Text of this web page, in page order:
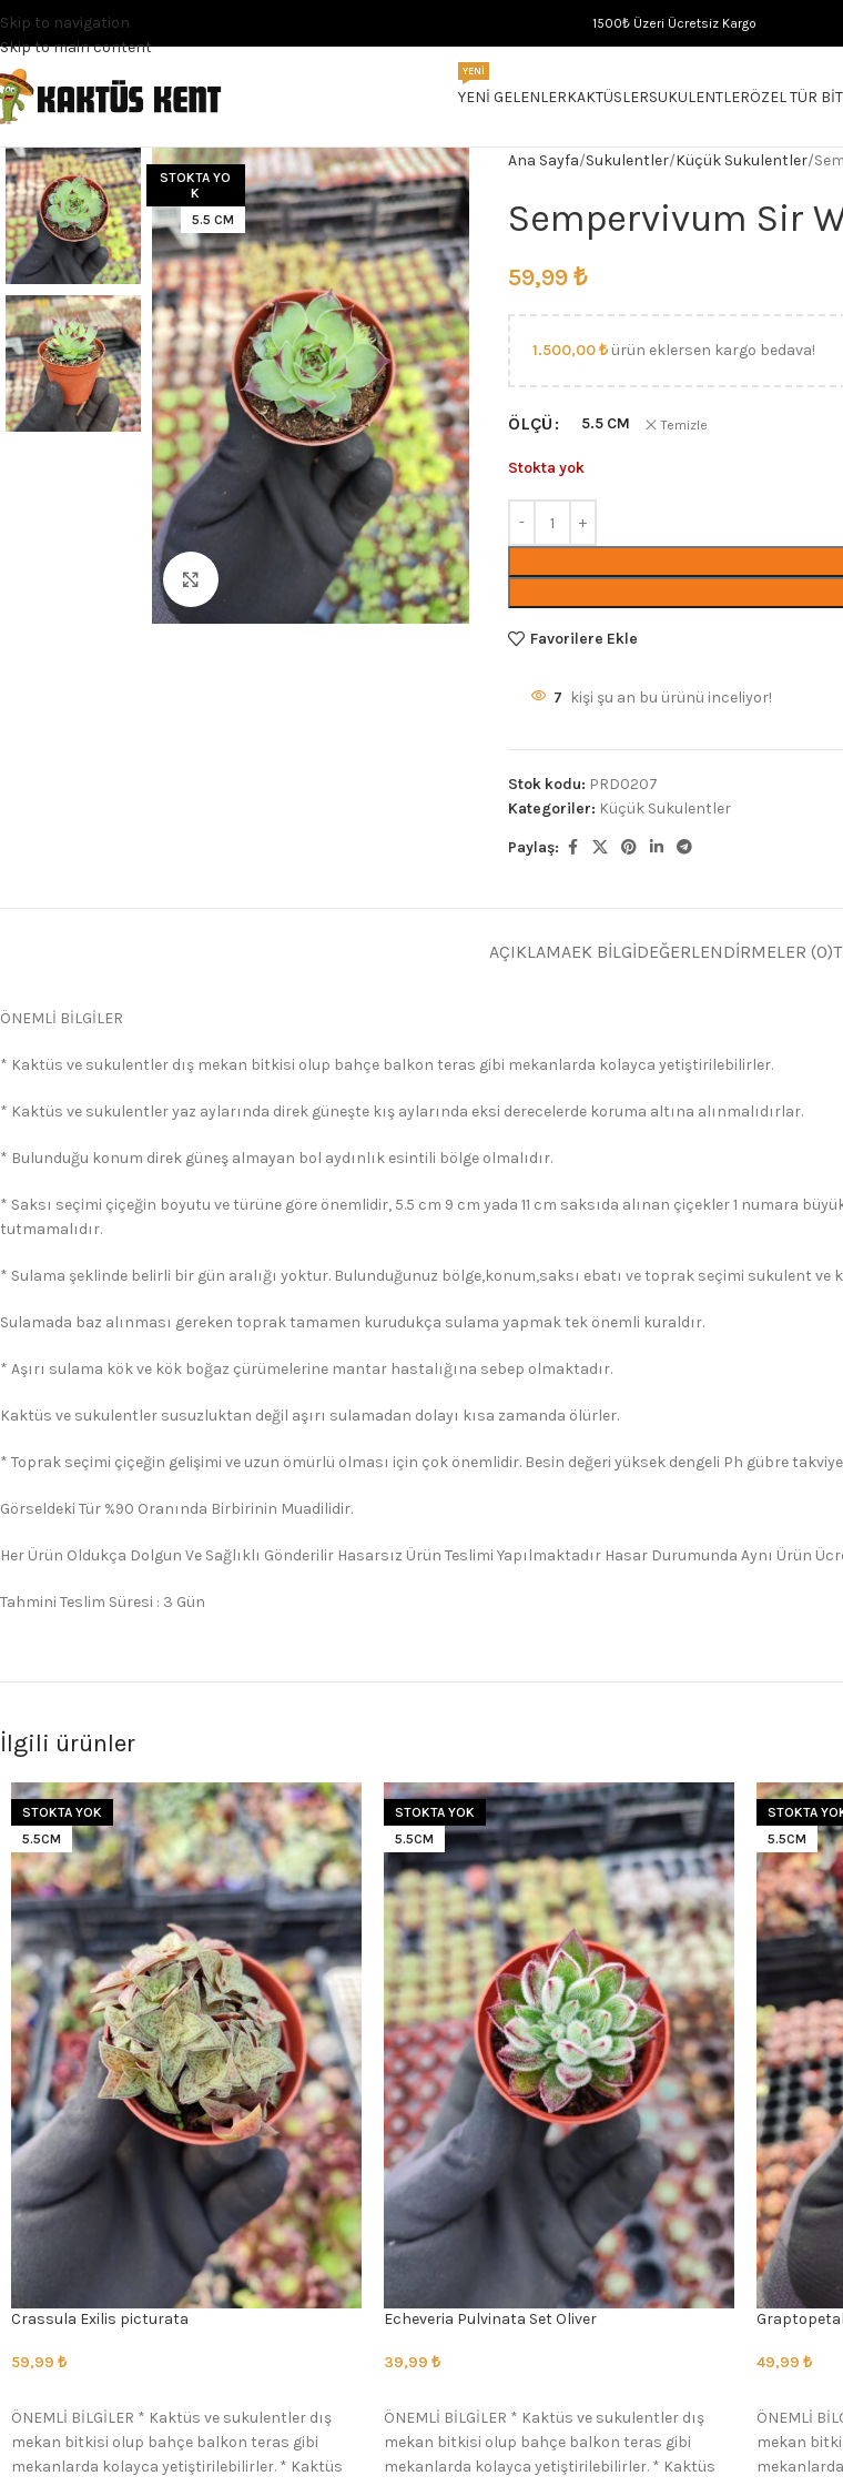
Skip to navigation
Skip to main content
1500₺ Üzeri Ücretsiz Kargo
YENI GELENLER
YENI
KAKTÜSLERSUKULENTLERÖZEL TÜR
STOKTA YO
K
5.5 CM
Ana Sayfa Sukulentler Küçük Sukulentler
Sempervivum Sir
59,99 ₺
1.500,00₺ ürün eklersen kargo bedava!
ÖLÇÜ 5.5 CM Temizle
Stokta yok
Favorilere Ekle
7 kişi şu an bu ürünü inceliyor!
Stok kodu: PRD0207
Kategoriler: Küçük Sukulentler
Paylaş:
AÇIKLAMAEK BILGIDEĞERLENDIRMELER (0)
ÖNEMLİ BİLGİLER
* Kaktüs ve sukulentler dış mekan bitkisi olup bahçe balkon teras gibi mekanlarda kolayca yetiştirilebilirler.
* Kaktüs ve sukulentler yaz aylarında direk güneşte kış aylarında eksi derecelerde koruma altına alınmalıdırlar.
* Bulunduğu konum direk güneş almayan bol aydınlık esintili bölge olmalıdır.
* Saksı seçimi çiçeğin boyutu ve türüne göre önemlidir, 5.5 cm 9 cm yada 11 cm saksıda alınan çiçekler 1 numara
tutmamalıdır.
* Sulama şeklinde belirli bir gün aralığı yoktur. Bulunduğunuz bölge,konum,saksı ebatı ve toprak seçimi sukulent ve
Sulamada baz alınması gereken toprak tamamen kurudukça sulama yapmak tek önemli kuraldır.
* Aşırı sulama kök ve kök boğaz çürümelerine mantar hastalığına sebep olmaktadır.
Kaktüs ve sukulentler susuzluktan değil aşırı sulamadan dolayı kısa zamanda ölürler.
* Toprak seçimi çiçeğin gelişimi ve uzun ömürlü olması için çok önemlidir. Besin değeri yüksek dengeli Ph gübre
Görseldeki Tür %90 Oranında Birbirinin Muadilidir.
Her Ürün Oldukça Dolgun Ve Sağlıklı Gönderilir Hasarsız Ürün Teslimi Yapılmaktadır Hasar Durumunda Aynı Ürün
Tahmini Teslim Süresi : 3 Gün
İlgili ürünler
STOKTA YOK
5.5CM
Crassula Exilis picturata
59,99 ₺
ÖNEMLİ BİLGİLER * Kaktüs ve sukulentler dış
mekan bitkisi olup bahçe balkon teras gibi
mekanlarda kolayca yetiştirilebilirler. * Kaktüs
STOKTA YOK
5.5CM
Echeveria Pulvinata Set Oliver
39,99 ₺
ÖNEMLİ BİLGİLER * Kaktüs ve sukulentler dış
mekan bitkisi olup bahçe balkon teras gibi
mekanlarda kolayca yetiştirilebilirler. * Kaktüs
STOKTA
5.5CM
49,99 ₺
ÖNEMLİ
mekan